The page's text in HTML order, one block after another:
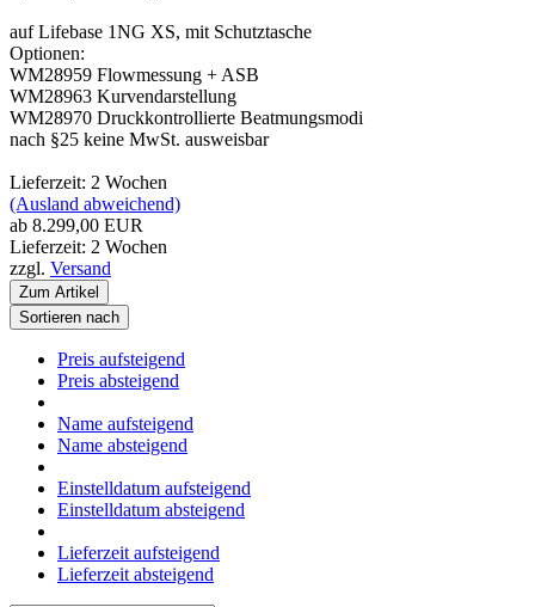
auf Lifebase 1NG XS, mit Schutztasche
Optionen:
WM28959 Flowmessung + ASB
WM28963 Kurvendarstellung
WM28970 Druckkontrollierte Beatmungsmodi
nach §25 keine MwSt. ausweisbar
Lieferzeit: 2 Wochen
(Ausland abweichend)
ab 8.299,00 EUR
Lieferzeit: 2 Wochen
zzgl. Versand
Zum Artikel
Sortieren nach
Preis aufsteigend
Preis absteigend
Name aufsteigend
Name absteigend
Einstelldatum aufsteigend
Einstelldatum absteigend
Lieferzeit aufsteigend
Lieferzeit absteigend